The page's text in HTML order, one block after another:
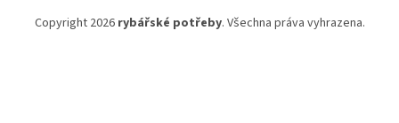
Copyright 2026 rybářské potřeby. Všechna práva vyhrazena.